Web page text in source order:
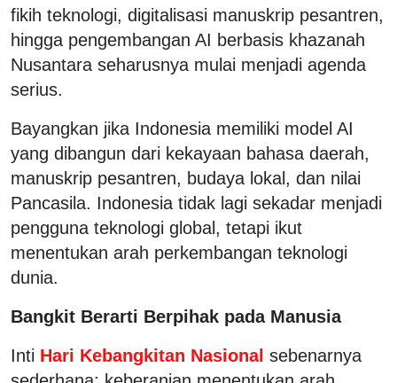
fikih teknologi, digitalisasi manuskrip pesantren,
hingga pengembangan AI berbasis khazanah
Nusantara seharusnya mulai menjadi agenda
serius.
Bayangkan jika Indonesia memiliki model AI
yang dibangun dari kekayaan bahasa daerah,
manuskrip pesantren, budaya lokal, dan nilai
Pancasila. Indonesia tidak lagi sekadar menjadi
pengguna teknologi global, tetapi ikut
menentukan arah perkembangan teknologi
dunia.
Bangkit Berarti Berpihak pada Manusia
Inti Hari Kebangkitan Nasional sebenarnya